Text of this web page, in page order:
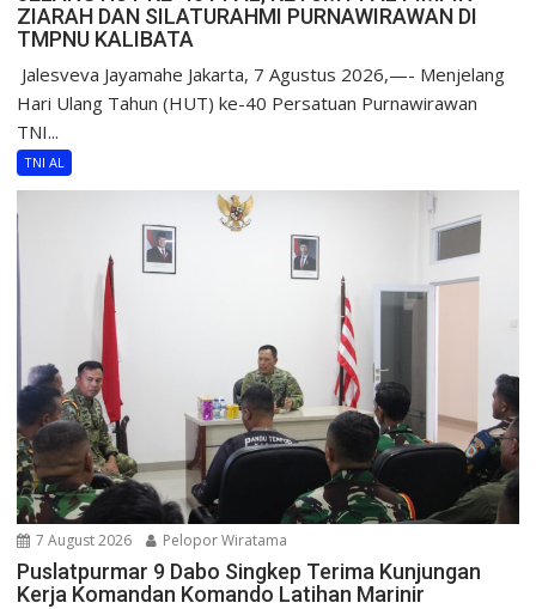
ZIARAH DAN SILATURAHMI PURNAWIRAWAN DI
TMPNU KALIBATA
​ Jalesveva Jayamahe Jakarta, 7 Agustus 2026,—- Menjelang
Hari Ulang Tahun (HUT) ke-40 Persatuan Purnawirawan
TNI...
TNI AL
7 August 2026 Pelopor Wiratama
Puslatpurmar 9 Dabo Singkep Terima Kunjungan
Kerja Komandan Komando Latihan Marinir